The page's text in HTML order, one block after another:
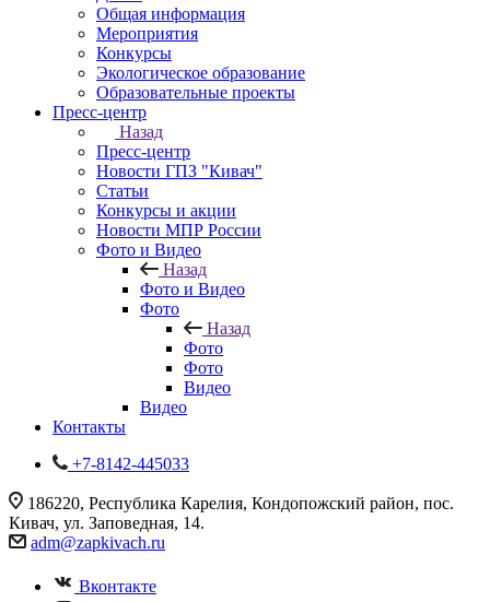
Общая информация
Мероприятия
Конкурсы
Экологическое образование
Образовательные проекты
Пресс-центр
Назад
Пресс-центр
Новости ГПЗ "Кивач"
Статьи
Конкурсы и акции
Новости МПР России
Фото и Видео
Назад
Фото и Видео
Фото
Назад
Фото
Фото
Видео
Видео
Контакты
+7-8142-445033
186220, Республика Карелия, Кондопожский район, пос.
Кивач, ул. Заповедная, 14.
adm@zapkivach.ru
Вконтакте